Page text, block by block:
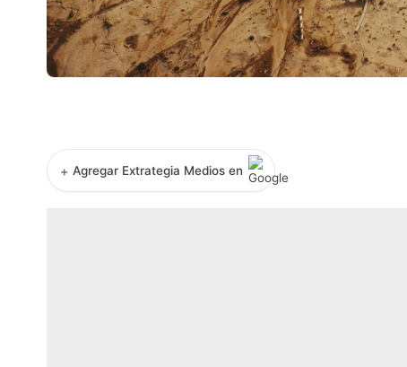
+ Agregar Extrategia Medios en